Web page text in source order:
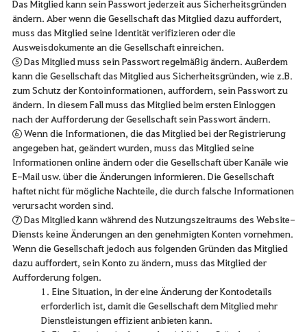
Das Mitglied kann sein Passwort jederzeit aus Sicherheitsgründen
ändern. Aber wenn die Gesellschaft das Mitglied dazu auffordert,
muss das Mitglied seine Identität verifizieren oder die
Ausweisdokumente an die Gesellschaft einreichen.
⑤ Das Mitglied muss sein Passwort regelmäßig ändern. Außerdem
kann die Gesellschaft das Mitglied aus Sicherheitsgründen, wie z.B.
zum Schutz der Kontoinformationen, auffordern, sein Passwort zu
ändern. In diesem Fall muss das Mitglied beim ersten Einloggen
nach der Aufforderung der Gesellschaft sein Passwort ändern.
⑥ Wenn die Informationen, die das Mitglied bei der Registrierung
angegeben hat, geändert wurden, muss das Mitglied seine
Informationen online ändern oder die Gesellschaft über Kanäle wie
E-Mail usw. über die Änderungen informieren. Die Gesellschaft
haftet nicht für mögliche Nachteile, die durch falsche Informationen
verursacht worden sind.
⑦ Das Mitglied kann während des Nutzungszeitraums des Website-
Diensts keine Änderungen an den genehmigten Konten vornehmen.
Wenn die Gesellschaft jedoch aus folgenden Gründen das Mitglied
dazu auffordert, sein Konto zu ändern, muss das Mitglied der
Aufforderung folgen.
1. Eine Situation, in der eine Änderung der Kontodetails
erforderlich ist, damit die Gesellschaft dem Mitglied mehr
Dienstleistungen effizient anbieten kann.